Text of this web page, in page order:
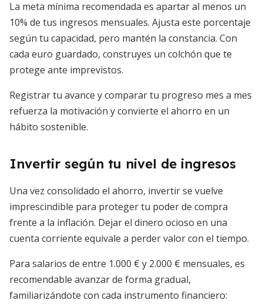
La meta mínima recomendada es apartar al menos un
10% de tus ingresos mensuales. Ajusta este porcentaje
según tu capacidad, pero mantén la constancia. Con
cada euro guardado, construyes un colchón que te
protege ante imprevistos.
Registrar tu avance y comparar tu progreso mes a mes
refuerza la motivación y convierte el ahorro en un
hábito sostenible.
Invertir según tu nivel de ingresos
Una vez consolidado el ahorro, invertir se vuelve
imprescindible para proteger tu poder de compra
frente a la inflación. Dejar el dinero ocioso en una
cuenta corriente equivale a perder valor con el tiempo.
Para salarios de entre 1.000 € y 2.000 € mensuales, es
recomendable avanzar de forma gradual,
familiarizándote con cada instrumento financiero: